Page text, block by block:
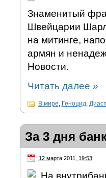
Знаменитый
Швейцарии
на митинге,
армян и
Новости.
Читать далее »
В мире, Геноцид,
За 3 дня
12 марта 2011, 19:53
На